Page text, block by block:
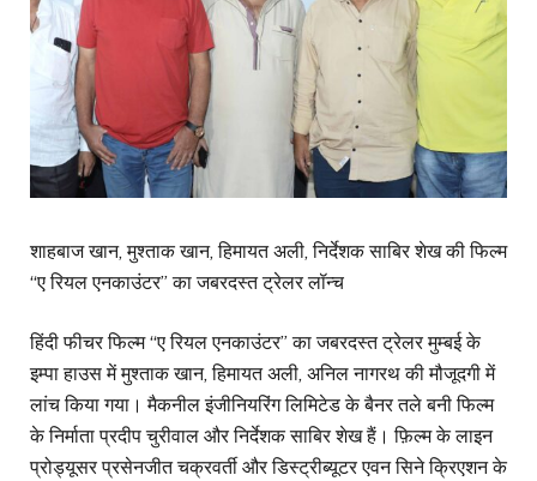
शाहबाज खान, मुश्ताक खान, हिमायत अली, निर्देशक साबिर शेख की फिल्म
“ए रियल एनकाउंटर” का जबरदस्त ट्रेलर लॉन्च
हिंदी फीचर फिल्म “ए रियल एनकाउंटर” का जबरदस्त ट्रेलर मुम्बई के
इम्पा हाउस में मुश्ताक खान, हिमायत अली, अनिल नागरथ की मौजूदगी में
लांच किया गया। मैकनील इंजीनियरिंग लिमिटेड के बैनर तले बनी फिल्म
के निर्माता प्रदीप चुरीवाल और निर्देशक साबिर शेख हैं। फ़िल्म के लाइन
प्रोड्यूसर प्रसेनजीत चक्रवर्ती और डिस्ट्रीब्यूटर एवन सिने क्रिएशन के